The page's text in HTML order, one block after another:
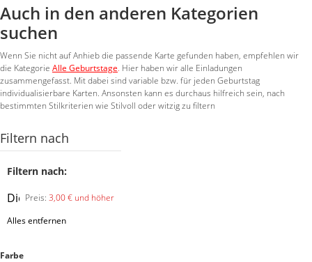
Auch in den anderen Kategorien
suchen
Wenn Sie nicht auf Anhieb die passende Karte gefunden haben, empfehlen wir
die Kategorie Alle Geburtstage. Hier haben wir alle Einladungen
zusammengefasst. Mit dabei sind variable bzw. für jeden Geburtstag
individualisierbare Karten. Ansonsten kann es durchaus hilfreich sein, nach
bestimmten Stilkriterien wie Stilvoll oder witzig zu filtern
Filtern nach
Filtern nach:
Preis: 3,00 € und höher
Diesen
entfernen
Alles entfernen
Farbe